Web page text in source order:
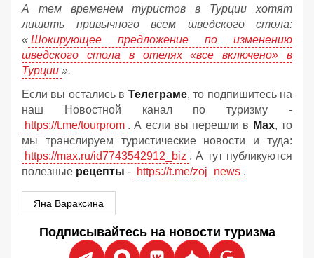
А тем временем туристов в Турции хотят
лишить привычного всем шведского стола:
« Шокирующее предложение по изменению
шведского стола в отелях «все включено» в
Турции ».
Если вы остались в Телеграме, то подпишитесь на
наш Новостной канал по туризму -
https://t.me/tourprom . А если вы перешли в Мах, то
мы транслируем туристические новости и туда:
https://max.ru/id7743542912_biz . А тут публикуются
полезные рецепты - https://t.me/zoj_news .
Яна Вараксина
Подписывайтесь на новости туризма